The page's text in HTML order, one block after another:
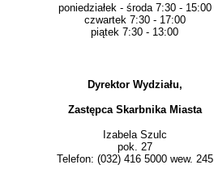
poniedziałek - środa 7:30 - 15:00
czwartek 7:30 - 17:00
piątek 7:30 - 13:00
Dyrektor Wydziału,
Zastępca Skarbnika Miasta
Izabela Szulc
pok. 27
Telefon: (032) 416 5000 wew. 245